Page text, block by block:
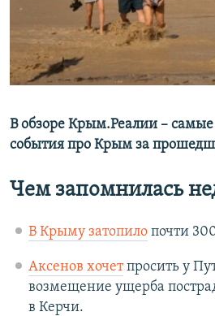
ПОБЕДИТЕЛЕЙ НЕ СУДЯТ?
КРЫМ.НЕПОКОРЕННЫЙ
ELIFBE
ПРИСОЕДИНЯЙТЕСЬ!
Все сайты RFE/RL
В обзоре Крым.Реалии –
события про Крым за
Чем запомнилась
В Крыму затопилопочти
Аксенов хочетпросить у
возмещение ущерба
в Керчи.